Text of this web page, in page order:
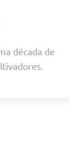
década de